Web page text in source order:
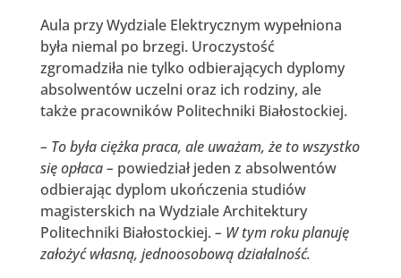
Aula przy Wydziale Elektrycznym wypełniona
była niemal po brzegi. Uroczystość
zgromadziła nie tylko odbierających dyplomy
absolwentów uczelni oraz ich rodziny, ale
także pracowników Politechniki Białostockiej.
– To była ciężka praca, ale uważam, że to wszystko
się opłaca – powiedział jeden z absolwentów
odbierając dyplom ukończenia studiów
magisterskich na Wydziale Architektury
Politechniki Białostockiej. – W tym roku planuję
założyć własną, jednoosobową działalność.